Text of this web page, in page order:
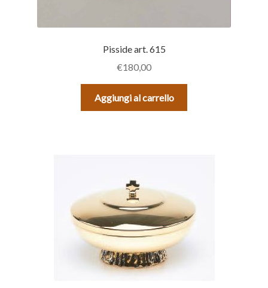
Pisside art. 615
€180,00
Aggiungi al carrello